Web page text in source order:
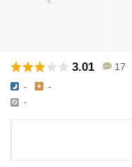
3.01 17
- -
-